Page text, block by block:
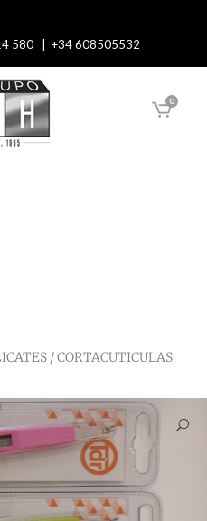
580 | +34 608505532
0
/ CORTACUTICULAS